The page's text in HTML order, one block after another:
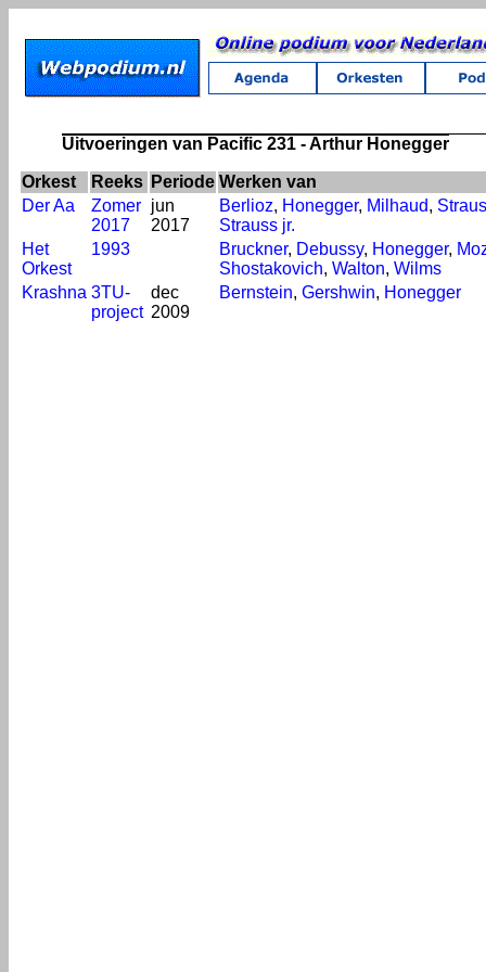
Uitvoeringen van Pacific 231 - Arthur Honegger
Orkest Reeks Periode Werken van
Der Aa
Zomer
2017
jun
2017
Berlioz, Honegger, Milhaud,
Strauss jr.
Het
Orkest
1993 Bruckner, Debussy, Honegger,
Shostakovich, Walton, Wilms
Krashna 3TU-
project
dec
2009
Bernstein, Gershwin, Honegger